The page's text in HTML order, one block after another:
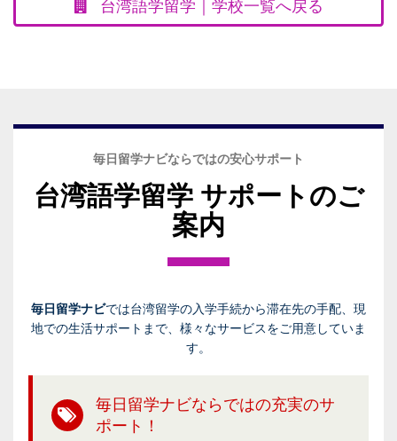
台湾語学留学｜学校一覧へ戻る
毎日留学ナビならではの安心サポート
台湾語学留学 サポートのご
案内
毎日留学ナビでは台湾留学の入学手続から滞在先の手配、現
地での生活サポートまで、様々なサービスをご用意していま
す。
毎日留学ナビならではの充実のサ
ポート！